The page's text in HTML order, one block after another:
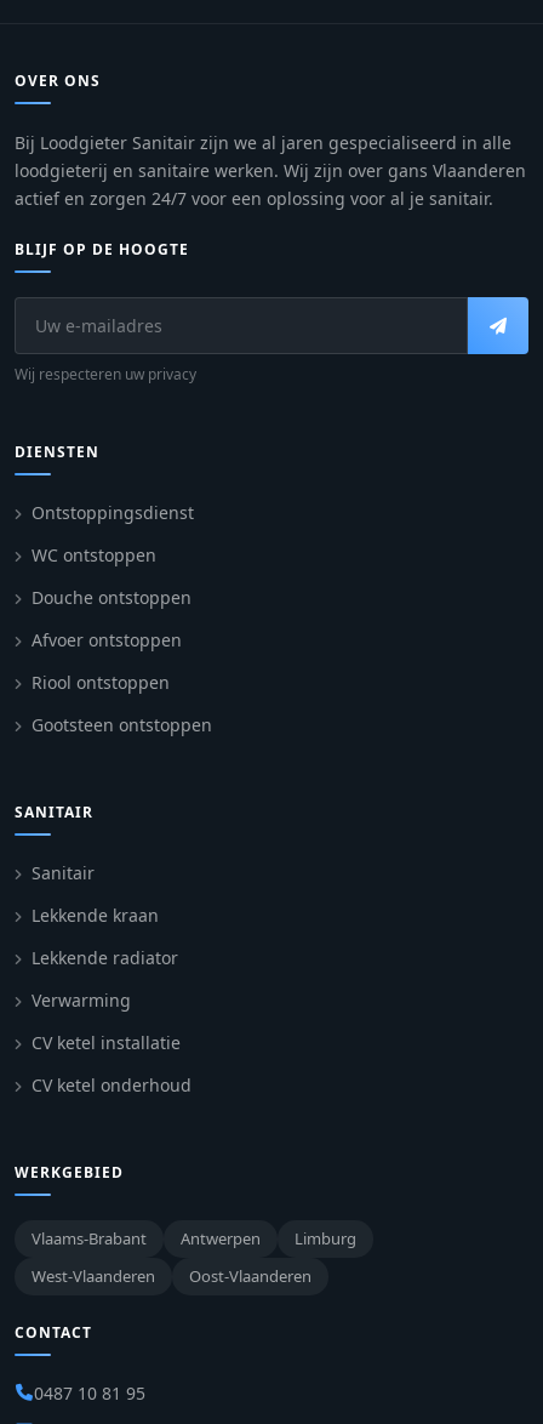
OVER ONS
Bij Loodgieter Sanitair zijn we al jaren gespecialiseerd in alle
loodgieterij en sanitaire werken. Wij zijn over gans Vlaanderen
actief en zorgen 24/7 voor een oplossing voor al je sanitair.
BLIJF OP DE HOOGTE
Wij respecteren uw privacy
DIENSTEN
Ontstoppingsdienst
WC ontstoppen
Douche ontstoppen
Afvoer ontstoppen
Riool ontstoppen
Gootsteen ontstoppen
SANITAIR
Sanitair
Lekkende kraan
Lekkende radiator
Verwarming
CV ketel installatie
CV ketel onderhoud
WERKGEBIED
Vlaams-Brabant Antwerpen
Limburg
West-Vlaanderen
Oost-Vlaanderen
CONTACT
0487 10 81 95